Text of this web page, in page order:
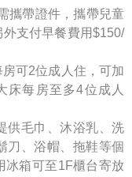
攜帶證件，攜帶兒童
支付早餐費用$150/
可2位成人住，可加
床每房至多4位成人
供毛巾、沐浴乳、洗
刀、浴帽、拖鞋等個
冰箱可至1F櫃台寄放